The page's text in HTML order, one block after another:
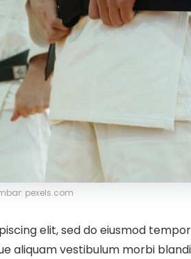
pexels.com
elit, sed do eiusmod
aliquam vestibulum morbi